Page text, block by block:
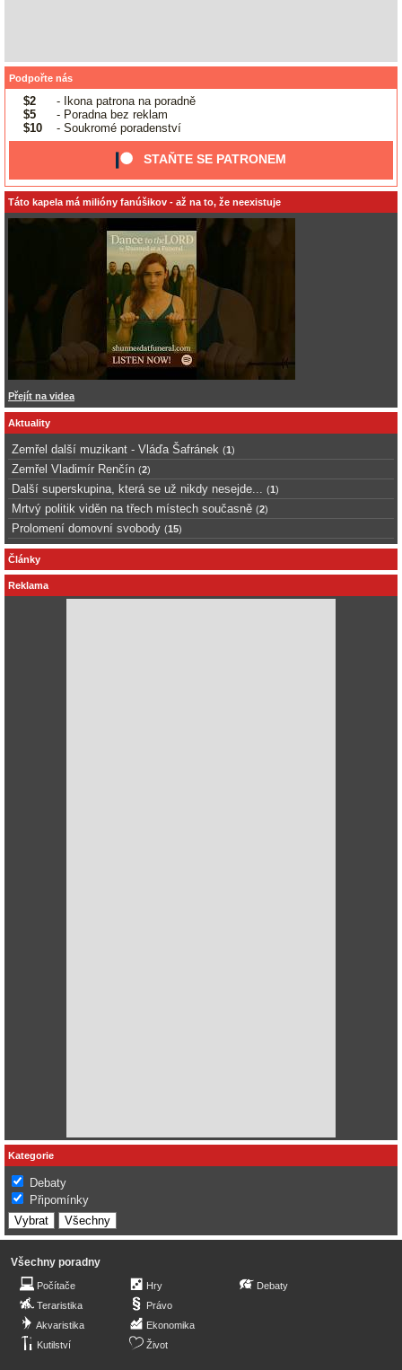
Podpořte nás
$2
- Ikona patrona na poradně
$5
- Poradna bez reklam
$10
- Soukromé poradenství
STAŇTE SE PATRONEM
Táto kapela má milióny fanúšikov - až na to, že neexistuje
Přejít na videa
Aktuality
Zemřel další muzikant - Vláďa Šafránek (1)
Zemřel Vladimír Renčín (2)
Další superskupina, která se už nikdy nesejde... (1)
Mrtvý politik viděn na třech místech současně (2)
Prolomení domovní svobody (15)
Články
Reklama
Kategorie
Debaty
Připomínky
Všechny poradny
Počítače
Teraristika
Akvaristika
Kutilství
Hry
Právo
Ekonomika
Život
Debaty